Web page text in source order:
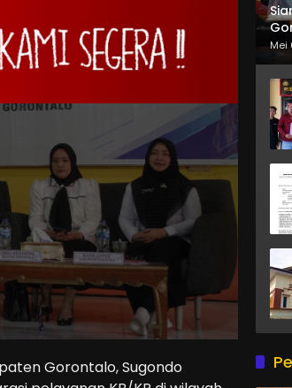
Gorontalo, Sugondo
Mei